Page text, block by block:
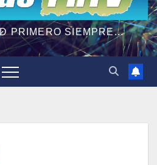
PRIMERO SIEMPRE...